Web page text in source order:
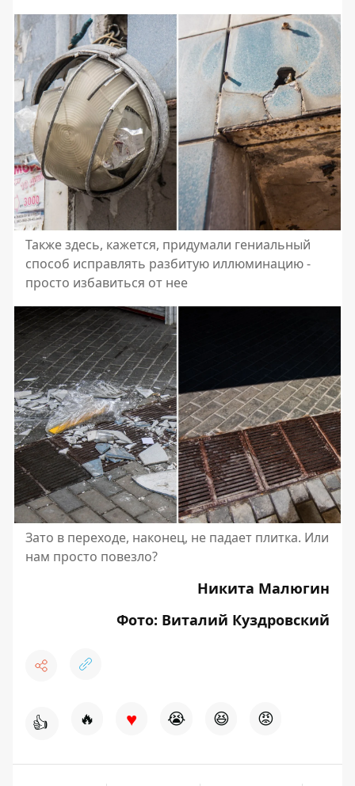
Также здесь, кажется, придумали гениальный
способ исправлять разбитую иллюминацию -
просто избавиться от нее
Зато в переходе, наконец, не падает плитка. Или
нам просто повезло?
Никита Малюгин
Фото: Виталий Куздровский
👍 🔥 ♥ 😭 😆 😡